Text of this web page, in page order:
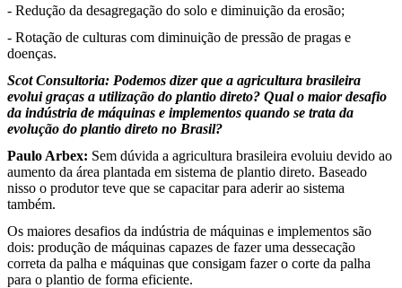
- Redução da desagregação do solo e diminuição da erosão;
- Rotação de culturas com diminuição de pressão de pragas e
doenças.
Scot Consultoria: Podemos dizer que a agricultura brasileira
evolui graças a utilização do plantio direto? Qual o maior desafio
da indústria de máquinas e implementos quando se trata da
evolução do plantio direto no Brasil?
Paulo Arbex: Sem dúvida a agricultura brasileira evoluiu devido ao
aumento da área plantada em sistema de plantio direto. Baseado
nisso o produtor teve que se capacitar para aderir ao sistema
também.
Os maiores desafios da indústria de máquinas e implementos são
dois: produção de máquinas capazes de fazer uma dessecação
correta da palha e máquinas que consigam fazer o corte da palha
para o plantio de forma eficiente.